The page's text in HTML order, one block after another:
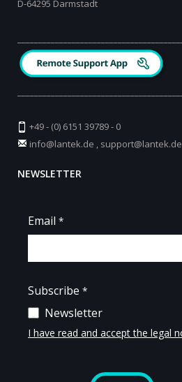
D-64295 Darmstadt
+49 - (0) 6151 39789 - 0
info@lantek.de , support@lantek.de
NEWSLETTER